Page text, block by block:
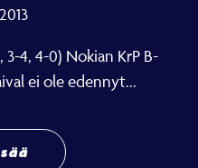
3-4, 4-0) Nokian KrP B-
ei ole edennyt...